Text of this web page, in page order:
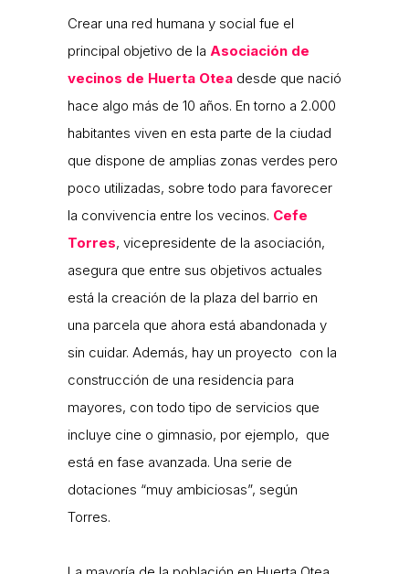
Crear una red humana y social fue el
principal objetivo de la Asociación de
vecinos de Huerta Otea desde que nació
hace algo más de 10 años. En torno a 2.000
habitantes viven en esta parte de la ciudad
que dispone de amplias zonas verdes pero
poco utilizadas, sobre todo para favorecer
la convivencia entre los vecinos. Cefe
Torres, vicepresidente de la asociación,
asegura que entre sus objetivos actuales
está la creación de la plaza del barrio en
una parcela que ahora está abandonada y
sin cuidar. Además, hay un proyecto con la
construcción de una residencia para
mayores, con todo tipo de servicios que
incluye cine o gimnasio, por ejemplo, que
está en fase avanzada. Una serie de
dotaciones “muy ambiciosas”, según
Torres.